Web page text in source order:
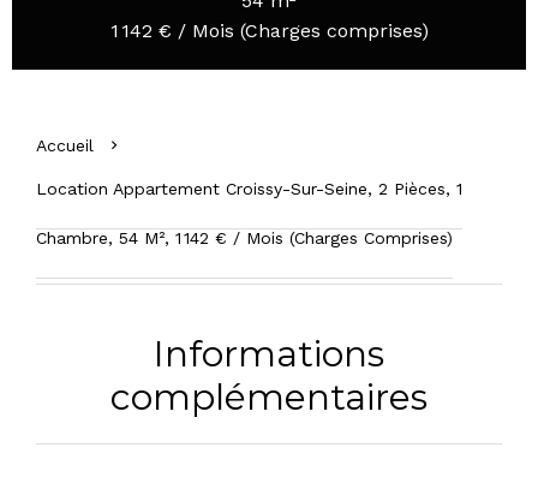
1 142 € / Mois (Charges comprises)
Accueil
Location Appartement Croissy-Sur-Seine, 2 Pièces, 1
Chambre, 54 M², 1 142 € / Mois (Charges Comprises)
Informations
complémentaires